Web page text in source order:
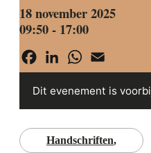
18 november 2025
09:50 - 17:00
Facebook
LinkedInWhatsApp
Email
Dit evenement is
Handschriften